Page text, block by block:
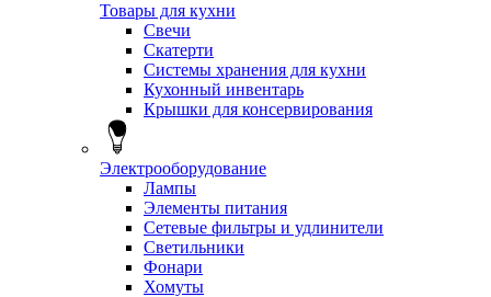
Товары для кухни
Свечи
Скатерти
Системы хранения для кухни
Кухонный инвентарь
Крышки для консервирования
Электрооборудование
Лампы
Элементы питания
Сетевые фильтры и удлинители
Светильники
Фонари
Хомуты